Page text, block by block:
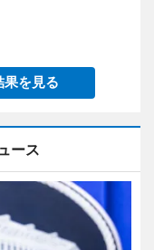
果を見る
ース